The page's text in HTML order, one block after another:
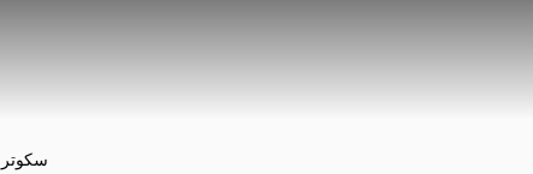
سكوتر بطارية